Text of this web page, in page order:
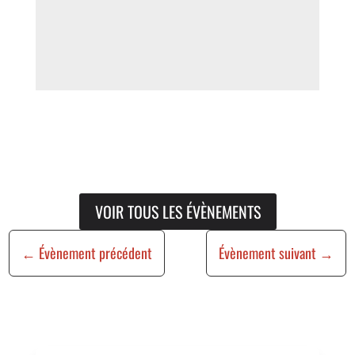
VOIR TOUS LES ÉVÈNEMENTS
← Évènement précédent Évènement suivant →